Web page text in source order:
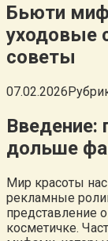
Бьюти
уходовые
советы
07.02.2026
дольше
Мир красоты
рекламные
представление
косметичке.